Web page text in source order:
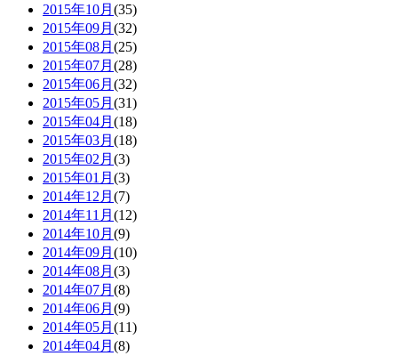
2015年10月 (35)
2015年09月 (32)
2015年08月 (25)
2015年07月 (28)
2015年06月 (32)
2015年05月 (31)
2015年04月 (18)
2015年03月 (18)
2015年02月 (3)
2015年01月 (3)
2014年12月 (7)
2014年11月 (12)
2014年10月 (9)
2014年09月 (10)
2014年08月 (3)
2014年07月 (8)
2014年06月 (9)
2014年05月 (11)
2014年04月 (8)